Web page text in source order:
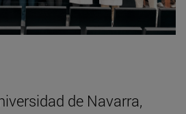
de Navarra,